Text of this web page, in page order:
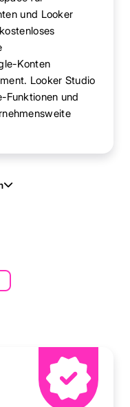
und Looker
Konten
Looker Studio
Funktionen und